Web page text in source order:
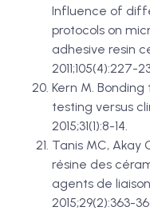
Influence of
protocols on
adhesive resin
2011;105(4):227-
Kern M.
testing versus
2015;31(1):8-14.
Tanis MC, Akay
résine des
agents de
2015;29(2):363-